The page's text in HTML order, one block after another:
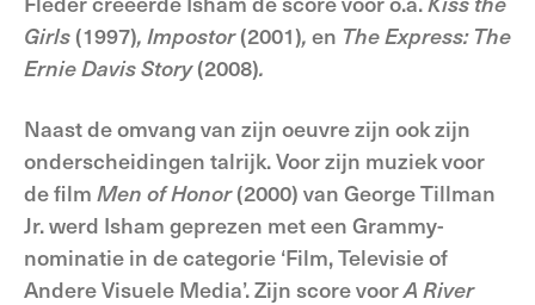
Girls (1997), Impostor(2001), en The Express: The
Ernie Davis Story(2008).
Naast de omvang van zijn oeuvre zijn ook zijn
onderscheidingen talrijk. Voor zijn muziek voor
de film Men of Honor(2000) van George Tillman
Jr. werd Isham geprezen met een Grammy-
nominatie in de categorie ‘Film, Televisie of
Andere Visuele Media’. Zijn score voorA River